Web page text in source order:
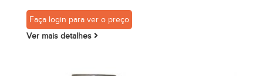
Faça login para ver o preço
Ver mais detalhes